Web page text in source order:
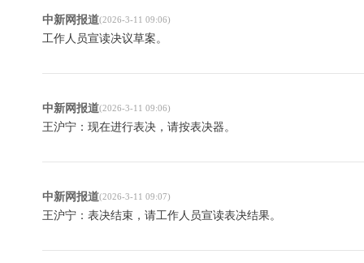
中新网报道(2026-3-11 09:06)
工作人员宣读决议草案。
中新网报道(2026-3-11 09:06)
王沪宁：现在进行表决，请按表决器。
中新网报道(2026-3-11 09:07)
王沪宁：表决结束，请工作人员宣读表决结果。